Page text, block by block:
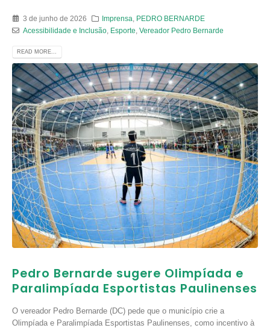
3 de junho de 2026 Imprensa
PEDRO BERNARDE
Acessibilidade e Inclusão, Esporte Vereador Pedro Bernarde
READ MORE...
Pedro Bernarde sugere Olimpíada e
Paralimpíada Esportistas Paulinenses
O vereador Pedro Bernarde (DC) pede que o município crie a
Olimpíada e Paralimpíada Esportistas Paulinenses, como incentivo à